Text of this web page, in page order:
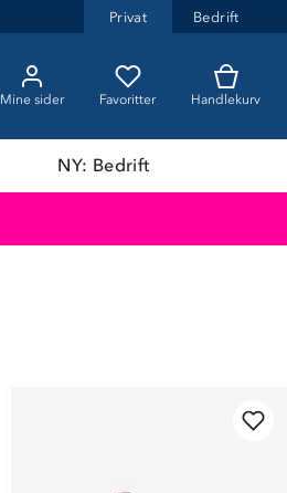
Privat Bedrift
Mine sider Favoritter Handlekurv
NY: Bedrift